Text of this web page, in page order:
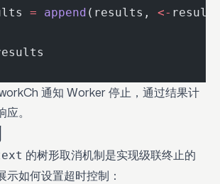
= append (results, <-
通知 Worker 停止，通过结果计
。
的树形取消机制是实现级联终止的
示如何设置超时控制：